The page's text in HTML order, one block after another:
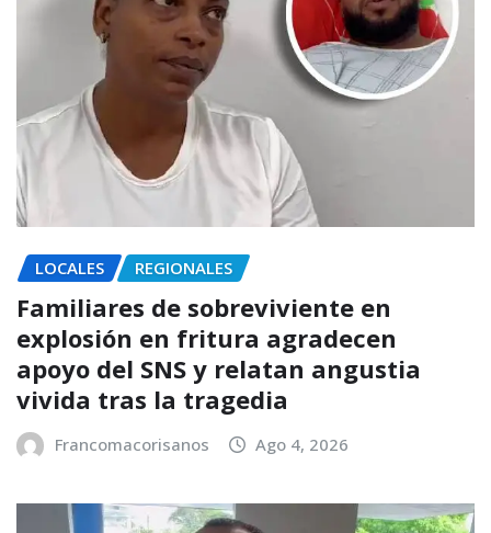
LOCALES REGIONALES
Familiares de sobreviviente en
explosión en fritura agradecen
apoyo del SNS y relatan angustia
vivida tras la tragedia
Francomacorisanos Ago 4, 2026